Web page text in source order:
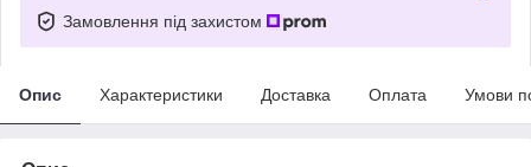
Замовлення під захистом
Опис Характеристики Доставка Оплата Умови